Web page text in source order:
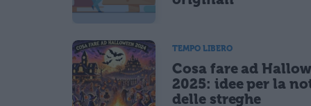
TEMPO LIBERO
Cosa fare ad
2025: idee per la
delle streghe